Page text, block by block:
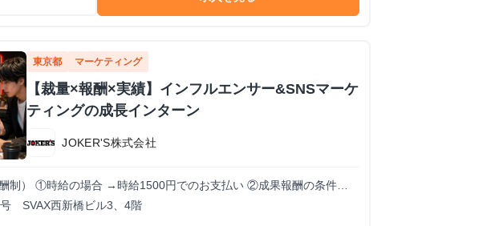
東京都 マーケティング
【裁量×報酬×実績】インフルエンサー&SNSマーケ
ティングの成長インターン
JOKER'S株式会社
制） ①時給の場合 →時給1500円でのお支払い ②成果報酬の条件・
報酬率での支給 ・キャスティング担当：案件粗利の15% ・ディ
SVAX西新橋ビル3、4階